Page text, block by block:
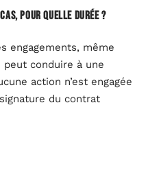
cas, pour quelle durée ?
engagements, même
conduire à une
action n’est engagée
du contrat